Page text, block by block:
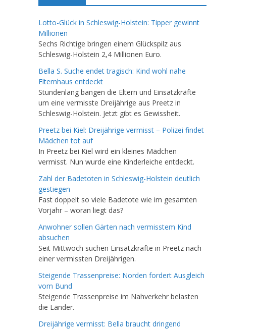
Lotto-Glück in Schleswig-Holstein: Tipper gewinnt
Millionen
Sechs Richtige bringen einem Glückspilz aus
Schleswig-Holstein 2,4 Millionen Euro.
Bella S. Suche endet tragisch: Kind wohl nahe
Elternhaus entdeckt
Stundenlang bangen die Eltern und Einsatzkräfte
um eine vermisste Dreijährige aus Preetz in
Schleswig-Holstein. Jetzt gibt es Gewissheit.
Preetz bei Kiel: Dreijährige vermisst – Polizei findet
Mädchen tot auf
In Preetz bei Kiel wird ein kleines Mädchen
vermisst. Nun wurde eine Kinderleiche entdeckt.
Zahl der Badetoten in Schleswig-Holstein deutlich
gestiegen
Fast doppelt so viele Badetote wie im gesamten
Vorjahr – woran liegt das?
Anwohner sollen Gärten nach vermisstem Kind
absuchen
Seit Mittwoch suchen Einsatzkräfte in Preetz nach
einer vermissten Dreijährigen.
Steigende Trassenpreise: Norden fordert Ausgleich
vom Bund
Steigende Trassenpreise im Nahverkehr belasten
die Länder.
Dreijährige vermisst: Bella braucht dringend